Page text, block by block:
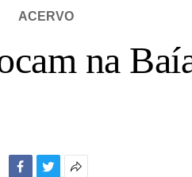
ACERVO
na